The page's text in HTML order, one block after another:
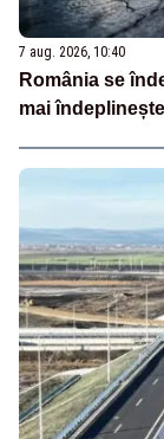
7 aug. 2026, 10:40
România se
mai